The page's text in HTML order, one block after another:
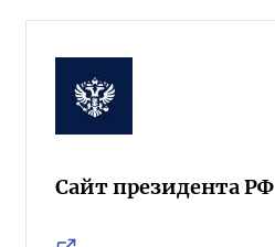
Сайт президента РФ